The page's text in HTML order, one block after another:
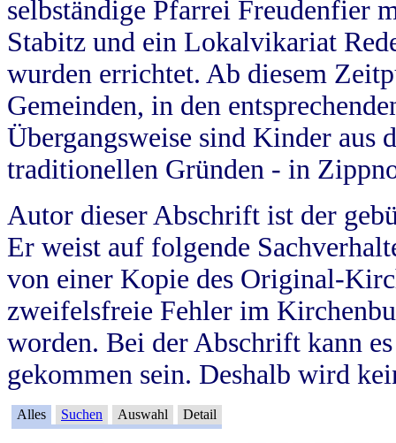
selbständige Pfarrei Freudenfier
Stabitz und ein Lokalvikariat
wurden errichtet. Ab diesem
Gemeinden, in den
Übergangsweise sind Kinder aus
traditionellen Gründen - in
Autor dieser Abschrift ist der
Er weist auf folgende
von einer Kopie des Original-
zweifelsfreie Fehler im
worden. Bei der Abschrift kann
gekommen sein. Deshalb wird
Alles Suchen Auswahl Detail